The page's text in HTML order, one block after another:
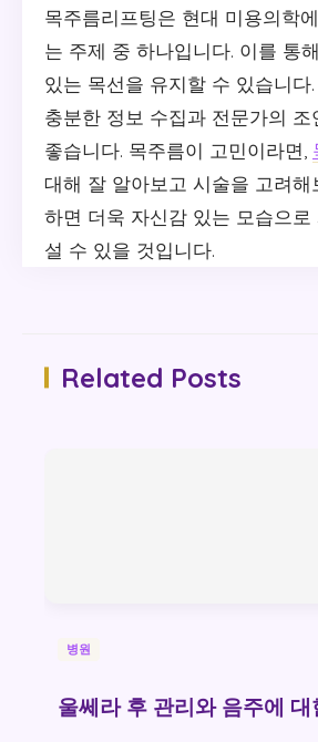
목주름리프팅은 현대 미용의학
는 주제 중 하나입니다. 이를 통
있는 목선을 유지할 수 있습니다
충분한 정보 수집과 전문가의 조
좋습니다. 목주름이 고민이라면,
대해 잘 알아보고 시술을 고려해
하면 더욱 자신감 있는 모습으
설 수 있을 것입니다.
Related Posts
병원
울쎄라 후 관리와 음주에 대